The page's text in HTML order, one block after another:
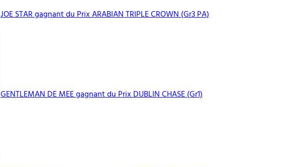
JOE STAR gagnant du Prix ARABIAN TRIPLE CROWN (Gr3 PA)
GENTLEMAN DE MEE gagnant du Prix DUBLIN CHASE (Gr1)